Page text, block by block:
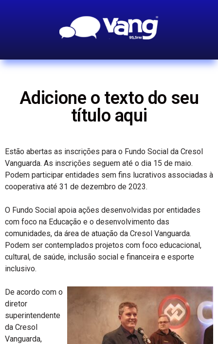
Adicione o texto do seu
título aqui
Estão abertas as inscrições para o Fundo Social da Cresol
Vanguarda. As inscrições seguem até o dia 15 de maio.
Podem participar entidades sem fins lucrativos associadas à
cooperativa até 31 de dezembro de 2023.
O Fundo Social apoia ações desenvolvidas por entidades
com foco na Educação e o desenvolvimento das
comunidades, da área de atuação da Cresol Vanguarda.
Podem ser contemplados projetos com foco educacional,
cultural, de saúde, inclusão social e financeira e esporte
inclusivo.
De acordo com o
diretor
superintendente
da Cresol
Vanguarda,